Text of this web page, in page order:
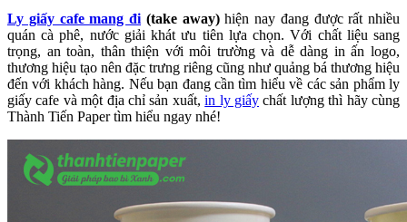
Ly giấy cafe mang đi (take away)hiện nay đang được rất nhiều
quán cà phê, nước giải khát ưu tiên lựa chọn. Với chất liệu sang
trọng, an toàn, thân thiện với môi trường và dễ dàng in ấn logo,
thương hiệu tạo nên đặc trưng riêng cũng như quảng bá thương hiệu
đến với khách hàng. Nếu bạn đang cần tìm hiểu về các sản phẩm ly
giấy cafe và một địa chỉ sản xuất,in ly giấy chất lượng thì hãy cùng
Thành Tiến Paper tìm hiểu ngay nhé!